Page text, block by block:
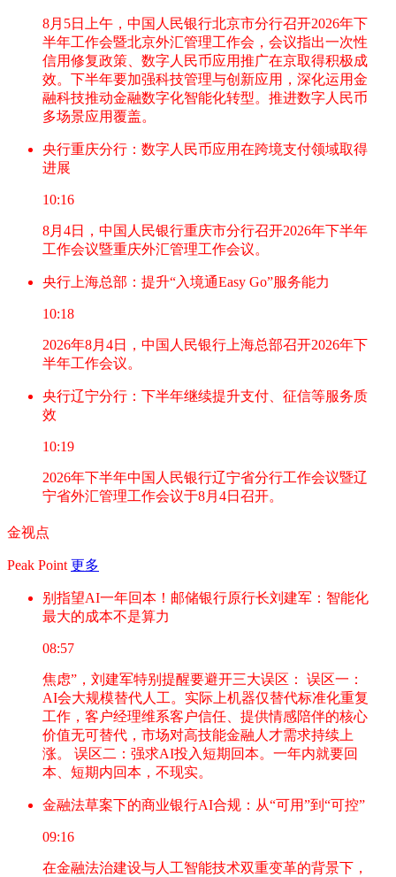
8月5日上午，中国人民银行北京市分行召开2026年下
半年工作会暨北京外汇管理工作会，会议指出一次性
信用修复政策、数字人民币应用推广在京取得积极成
效。下半年要加强科技管理与创新应用，深化运用金
融科技推动金融数字化智能化转型。推进数字人民币
多场景应用覆盖。
央行重庆分行：数字人民币应用在跨境支付领域取得
进展
10:16
8月4日，中国人民银行重庆市分行召开2026年下半年
工作会议暨重庆外汇管理工作会议。
央行上海总部：提升“入境通Easy Go”服务能力
10:18
2026年8月4日，中国人民银行上海总部召开2026年下
半年工作会议。
央行辽宁分行：下半年继续提升支付、征信等服务质
效
10:19
2026年下半年中国人民银行辽宁省分行工作会议暨辽
宁省外汇管理工作会议于8月4日召开。
金视点
Peak Point 更多
别指望AI一年回本！邮储银行原行长刘建军：智能化
最大的成本不是算力
08:57
焦虑”，刘建军特别提醒要避开三大误区： 误区一：
AI会大规模替代人工。实际上机器仅替代标准化重复
工作，客户经理维系客户信任、提供情感陪伴的核心
价值无可替代，市场对高技能金融人才需求持续上
涨。 误区二：强求AI投入短期回本。一年内就要回
本、短期内回本，不现实。
金融法草案下的商业银行AI合规：从“可用”到“可控”
09:16
在金融法治建设与人工智能技术双重变革的背景下，